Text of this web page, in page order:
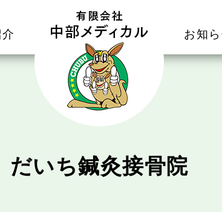
お知
だいち鍼灸接骨院